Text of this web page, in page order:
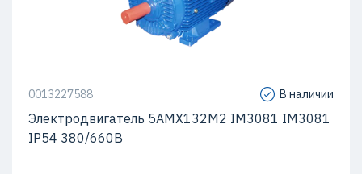
0013227588 В наличии
Электродвигатель 5АМХ132M2 IM3081 IM3081
IP54 380/660В